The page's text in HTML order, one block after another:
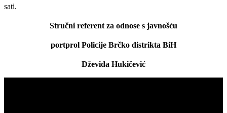
sati.
Stručni referent za odnose s javnošću
portprol Policije Brčko distrikta BiH
Dževida Hukičević